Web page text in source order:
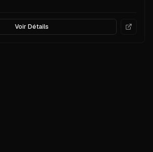
Voir Détails